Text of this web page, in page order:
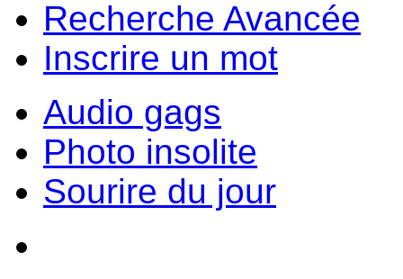
Recherche Avancée
Inscrire un mot
Audio gags
Photo insolite
Sourire du jour